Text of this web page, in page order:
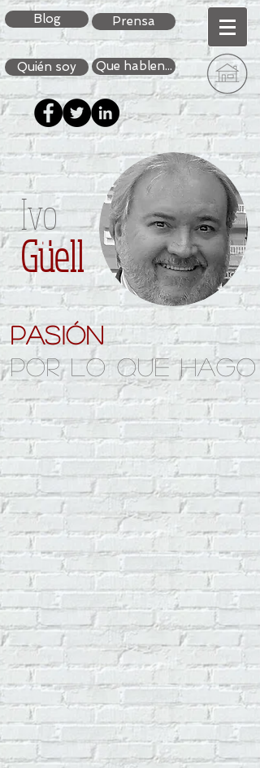
Blog Prensa
Quién soy Que hablen...
Ivo
Güell
pasión
por lo que hago